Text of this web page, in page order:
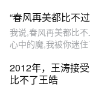
“春风再美都比不
我说,春风再美都比
心中的魔,我被你迷
2012年，王涛接
比不了王皓